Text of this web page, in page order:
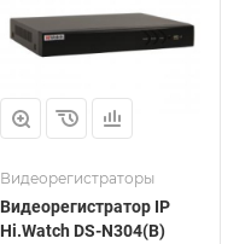
Видеорегистраторы
Видеорегистратор IP
Hi.Watch DS-N304(B)